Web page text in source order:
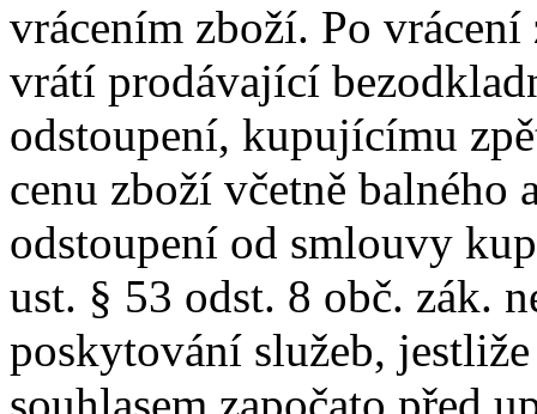
vrácením zboží. Po
vrátí prodávající
odstoupení, kupujícímu
cenu zboží včetně balného
odstoupení od smlouvy
ust. § 53 odst. 8 obč. zák.
poskytování služeb,
souhlasem započato před